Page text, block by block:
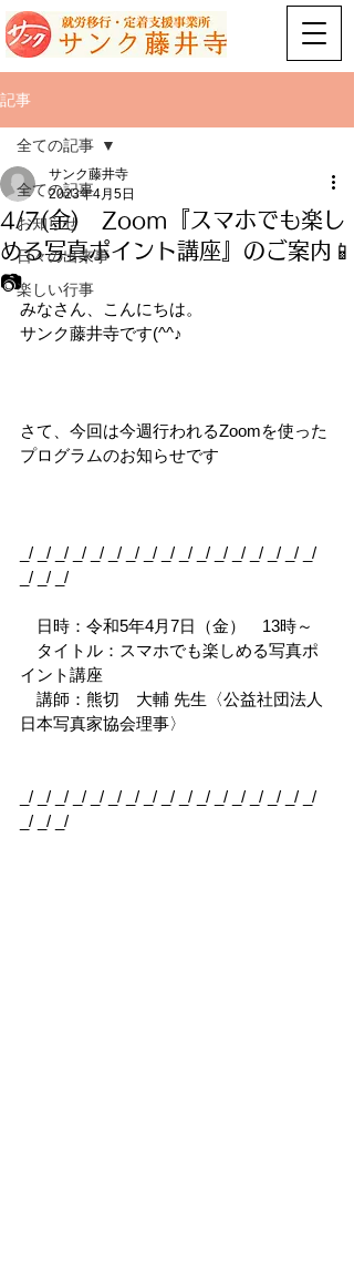
記事
全ての記事
お知らせ
日々の出来事
楽しい行事
全ての記事
4/7(金) Zoom『スマホでも楽し
める写真ポイント講座』のご案内📱
📷
サンク藤井寺
2023年4月5日
みなさん、こんにちは。
サンク藤井寺です(^^♪
さて、今回は今週行われるZoomを使った
プログラムのお知らせです
_/ _/ _/ _/ _/ _/ _/ _/ _/ _/ _/ _/ _/ _/ _/ _/ _/
_/ _/ _/
日時：令和5年4月7日（金）　13時～
タイトル：スマホでも楽しめる写真ポ
イント講座
講師：熊切　大輔 先生〈公益社団法人
日本写真家協会理事〉
_/ _/ _/ _/ _/ _/ _/ _/ _/ _/ _/ _/ _/ _/ _/ _/ _/
_/ _/ _/